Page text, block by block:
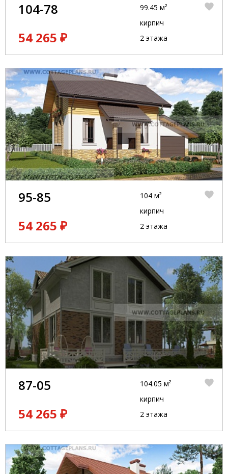
104-78
54 265 ₽
99.45 м²
кирпич
2 этажа
95-85
54 265 ₽
104 м²
кирпич
2 этажа
87-05
54 265 ₽
104.05 м²
кирпич
2 этажа